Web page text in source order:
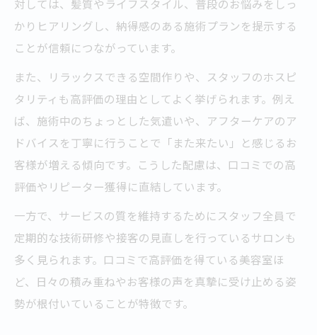
対しては、髪質やライフスタイル、普段のお悩みをしっ
かりヒアリングし、納得感のある施術プランを提示する
ことが信頼につながっています。
また、リラックスできる空間作りや、スタッフのホスピ
タリティも高評価の理由としてよく挙げられます。例え
ば、施術中のちょっとした気遣いや、アフターケアのア
ドバイスを丁寧に行うことで「また来たい」と感じるお
客様が増える傾向です。こうした配慮は、口コミでの高
評価やリピーター獲得に直結しています。
一方で、サービスの質を維持するためにスタッフ全員で
定期的な技術研修や接客の見直しを行っているサロンも
多く見られます。口コミで高評価を得ている美容室ほ
ど、日々の積み重ねやお客様の声を真摯に受け止める姿
勢が根付いていることが特徴です。